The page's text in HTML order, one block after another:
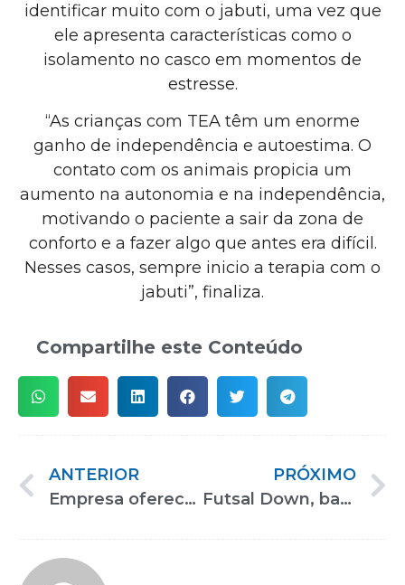
identificar muito com o jabuti, uma vez que
ele apresenta características como o
isolamento no casco em momentos de
estresse.
“As crianças com TEA têm um enorme
ganho de independência e autoestima. O
contato com os animais propicia um
aumento na autonomia e na independência,
motivando o paciente a sair da zona de
conforto e a fazer algo que antes era difícil.
Nesses casos, sempre inicio a terapia com o
jabuti”, finaliza.
Compartilhe este Conteúdo
ANTERIOR
Empresa oferece sistema de elevação assistida para cadeirantes
PRÓXIMO
Futsal Down, basquetebol e rugby em cadeira de rodas estão entre as atividades da Arena ADD